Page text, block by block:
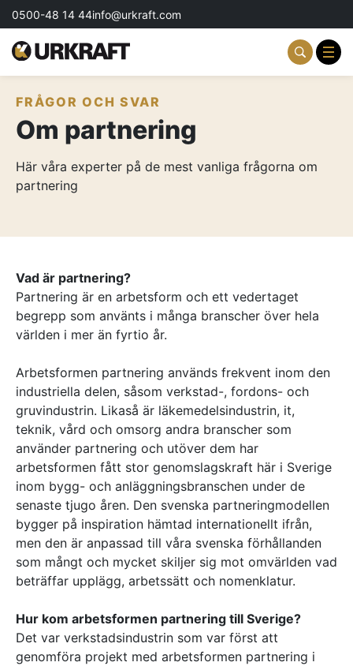
0500-48 14 44info@urkraft.com
Partnering & Samverkan
Team & Ledarskap
Event & Aktiviteter
Kontakta oss
Om oss
Referenser
AKTUELLT
— Inre hamnen etapp 2 – tillsammans bygger
vi framtidens Norrköping
— Erfarenhetsåterföring skapar mervärde i
strategisk partnering
— Vem leder processerna när projekten blir
allt mer komplexa?
— Partnering i praktiken – Växjös nya simhall
går in i produktion
KONTAKT
Drottninggatan 6
541 31 Skövde
info@urkraft.com
FRÅGOR OCH SVAR
Om partnering
Här våra experter på de mest vanliga frågorna om
partnering
Vad är partnering?
Partnering är en arbetsform och ett vedertaget
begrepp som använts i många branscher över hela
världen i mer än fyrtio år.
Arbetsformen partnering används frekvent inom den
industriella delen, såsom verkstad-, fordons- och
gruvindustrin. Likaså är läkemedelsindustrin, it,
teknik, vård och omsorg andra branscher som
använder partnering och utöver dem har
arbetsformen fått stor genomslagskraft här i Sverige
inom bygg- och anläggningsbranschen under de
senaste tjugo åren. Den svenska partneringmodellen
bygger på inspiration hämtad internationellt ifrån,
men den är anpassad till våra svenska förhållanden
som mångt och mycket skiljer sig mot omvärlden vad
beträffar upplägg, arbetssätt och nomenklatur.
Hur kom arbetsformen partnering till Sverige?
Det var verkstadsindustrin som var först att
genomföra projekt med arbetsformen partnering i